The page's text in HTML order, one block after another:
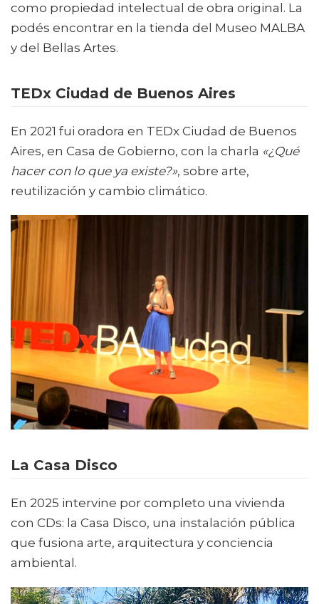
como propiedad intelectual de obra original. La
podés encontrar en la tienda del Museo MALBA
y del Bellas Artes.
TEDx Ciudad de Buenos Aires
En 2021 fui oradora en TEDx Ciudad de Buenos
Aires, en Casa de Gobierno, con la charla «¿Qué
hacer con lo que ya existe?», sobre arte,
reutilización y cambio climático.
La Casa Disco
En 2025 intervine por completo una vivienda
con CDs: la Casa Disco, una instalación pública
que fusiona arte, arquitectura y conciencia
ambiental.